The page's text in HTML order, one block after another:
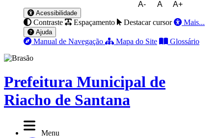
A- A A+
Acessibilidade
Contraste Espaçamento Destacar cursor Mais...
Ajuda
Manual de Navegação Mapa do Site Glossário
Prefeitura Municipal de
Riacho de Santana
Menu